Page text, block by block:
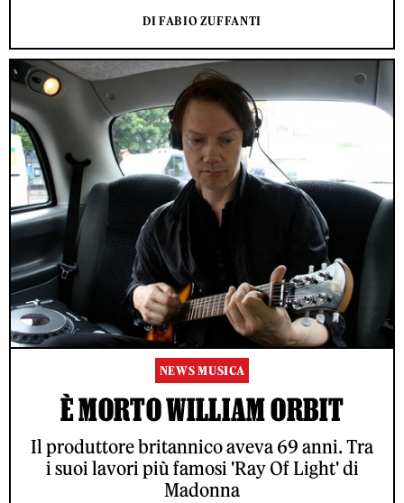
DI FABIO ZUFFANTI
NEWS MUSICA
È MORTO WILLIAM ORBIT
Il produttore britannico aveva 69 anni. Tra
i suoi lavori più famosi 'Ray Of Light' di
Madonna